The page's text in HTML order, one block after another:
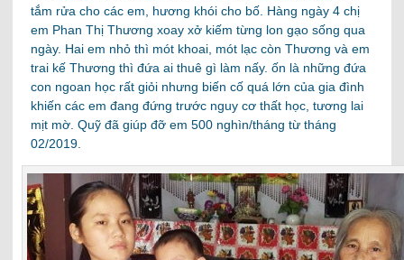
tắm rửa cho các em, hương khói cho bố. Hàng ngày 4 chị
em Phan Thị Thương xoay xở kiếm từng lon gạo sống qua
ngày. Hai em nhỏ thì mót khoai, mót lạc còn Thương và em
trai kế Thương thì đứa ai thuê gì làm nấy. ốn là những đứa
con ngoan học rất giỏi nhưng biến cố quá lớn của gia đình
khiến các em đang đứng trước nguy cơ thất học, tương lai
mịt mờ. Quỹ đã giúp đỡ em 500 nghìn/tháng từ tháng
02/2019.